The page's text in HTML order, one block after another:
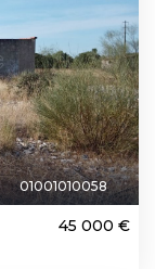
01001010058
45 000 €